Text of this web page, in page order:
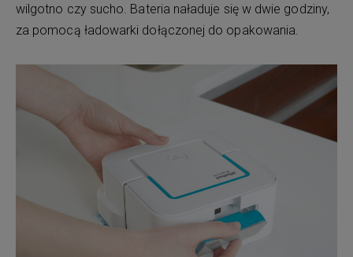
wilgotno czy sucho. Bateria naładuje się w dwie godziny,
za pomocą ładowarki dołączonej do opakowania.